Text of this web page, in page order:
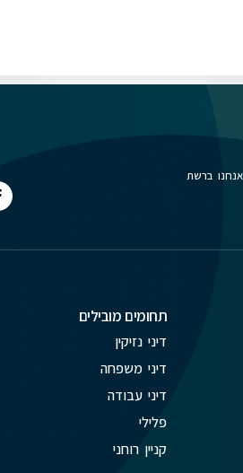
אנחנו ברשת
תחומים מובילים
דיני נזיקין
דיני משפחה
דיני עבודה
פלילי
קניין רוחני